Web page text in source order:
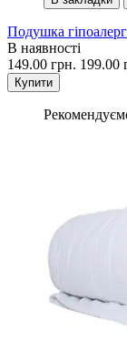
Подушка
В наявності
149.00 грн. 199.00
Купити